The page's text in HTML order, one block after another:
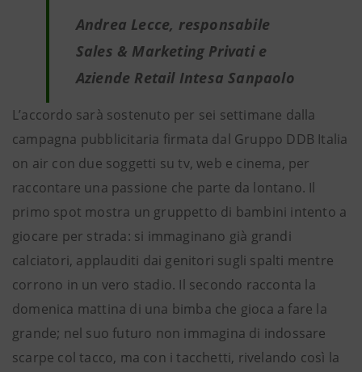
Andrea Lecce, responsabile
Sales & Marketing Privati e
Aziende Retail Intesa Sanpaolo
L’accordo sarà sostenuto per sei settimane dalla
campagna pubblicitaria firmata dal Gruppo DDB Italia
on air con due soggetti su tv, web e cinema, per
raccontare una passione che parte da lontano. Il
primo spot mostra un gruppetto di bambini intento a
giocare per strada: si immaginano già grandi
calciatori, applauditi dai genitori sugli spalti mentre
corrono in un vero stadio. Il secondo racconta la
domenica mattina di una bimba che gioca a fare la
grande; nel suo futuro non immagina di indossare
scarpe col tacco, ma con i tacchetti, rivelando così la